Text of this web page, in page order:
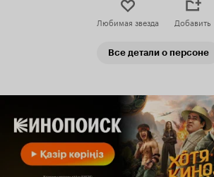
Любимая звезда Добавить
Все детали о персоне